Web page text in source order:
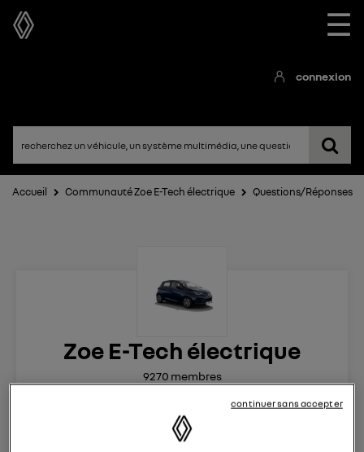
☰
connexion
Accueil Communauté Zoe E-Tech électrique Questions/Réponses
Zoe E-Tech électrique
9270 membres
la voiture citadine électrique qui ne change rien à votre
continuer sans accepter